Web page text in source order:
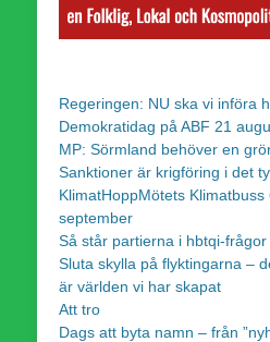
Regeringen: NU ska vi införa
Demokratidag på ABF 21
MP: Sörmland behöver en
Sanktioner är krigföring i det
KlimatHoppMötets
september
Så står partierna i hbtqi-frågor
Sluta skylla på flyktingarna –
är världen vi har skapat
Att tro
Dags att byta namn – från